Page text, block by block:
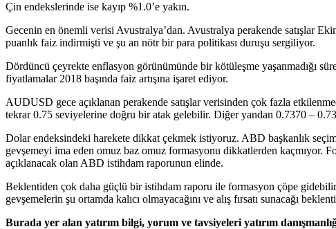
Çin endekslerinde ise kayıp %1.0’e yakın.
Gecenin en önemli verisi Avustralya’dan. Avustralya perakende satışlar
puanlık faiz indirmişti ve şu an nötr bir para politikası duruşu sergiliyor.
Dördüncü çeyrekte enflasyon görünümünde bir kötüleşme yaşanmadığı
fiyatlamalar 2018 başında faiz artışına işaret ediyor.
AUDUSD gece açıklanan perakende satışlar verisinden çok fazla
tekrar 0.75 seviyelerine doğru bir atak gelebilir. Diğer yandan 0.7370 –
Dolar endeksindeki harekete dikkat çekmek istiyoruz. ABD başkanlık
gevşemeyi ima eden omuz baz omuz formasyonu dikkatlerden kaçmıyor.
açıklanacak olan ABD istihdam raporunun elinde.
Beklentiden çok daha güçlü bir istihdam raporu ile formasyon çöpe
gevşemelerin şu ortamda kalıcı olmayacağını ve alış fırsatı sunacağı
Burada yer alan yatırım bilgi, yorum ve tavsiyeleri yatırım